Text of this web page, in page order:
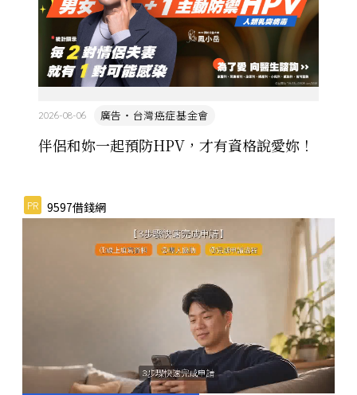
伴侶和妳一起預防HPV，才有資格說愛妳！
廣告・台灣癌症基金會
2026-08-06
PR 9597借錢網